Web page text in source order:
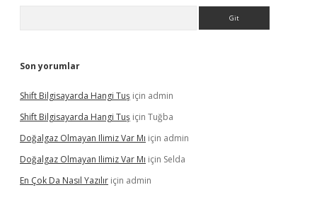
Son yorumlar
Shift Bilgisayarda Hangi Tuş için admin
Shift Bilgisayarda Hangi Tuş için Tuğba
Doğalgaz Olmayan Ilimiz Var Mı için admin
Doğalgaz Olmayan Ilimiz Var Mı için Selda
En Çok Da Nasıl Yazılır için admin